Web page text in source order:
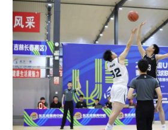
学术中国 乡村振兴
城市 旅游 能
彩票 娱乐 时
公益 一带一路 亚
文化产业